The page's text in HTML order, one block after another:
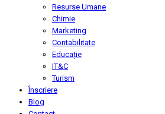
Resurse Umane
Chimie
Marketing
Contabilitate
Educație
IT&C
Turism
Înscriere
Blog